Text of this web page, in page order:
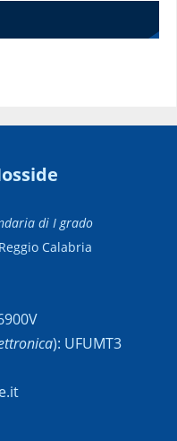
di I grado
Calabria
): UFUMT3